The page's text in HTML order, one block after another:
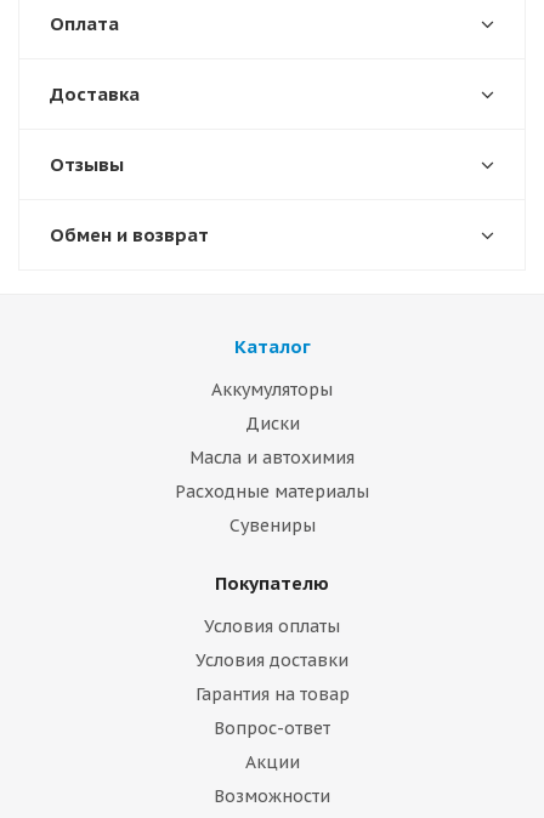
Оплата
Доставка
Отзывы
Обмен и возврат
Каталог
Аккумуляторы
Диски
Масла и автохимия
Расходные материалы
Сувениры
Покупателю
Условия оплаты
Условия доставки
Гарантия на товар
Вопрос-ответ
Акции
Возможности